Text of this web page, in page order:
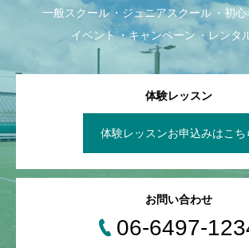
一般スクール ジュニアスクール
初心
イベント
キャンペーン レンタ
体験レッスン
体験レッスンお申込みはこち
お問い合わせ
06-6497-